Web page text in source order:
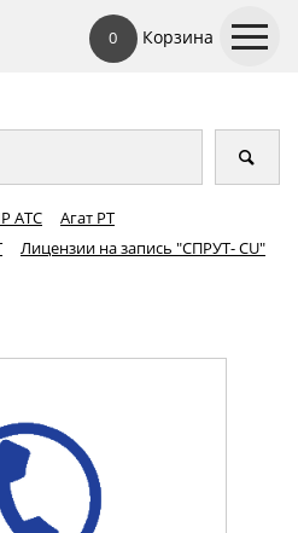
0 Корзина
АТС
Агат РТ
Лицензии на запись "СПРУТ- CU"